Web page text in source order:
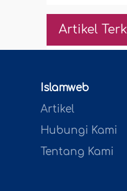
Artikel
Islamweb
Artikel
Hubungi Kami
Tentang Kami